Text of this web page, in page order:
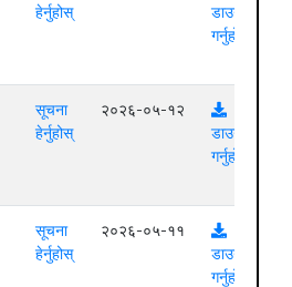
हेर्नुहोस्
डाउनलोड
गर्नुहोस्
सूचना
हेर्नुहोस्
२०२६-०५-१२
डाउनलोड
गर्नुहोस्
सूचना
हेर्नुहोस्
२०२६-०५-११
डाउनलोड
गर्नुहोस्